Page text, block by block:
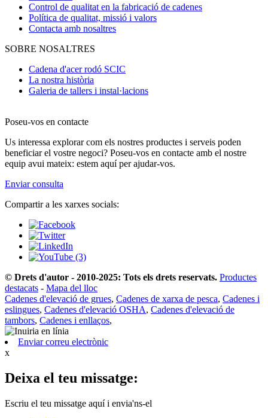
Control de qualitat en la fabricació de cadenes
Política de qualitat, missió i valors
Contacta amb nosaltres
SOBRE NOSALTRES
Cadena d'acer rodó SCIC
La nostra història
Galeria de tallers i instal·lacions
Poseu-vos en contacte
Us interessa explorar com els nostres productes i serveis poden
beneficiar el vostre negoci? Poseu-vos en contacte amb el nostre
equip avui mateix: estem aquí per ajudar-vos.
Enviar consulta
Compartir a les xarxes socials:
© Drets d'autor - 2010-2025: Tots els drets reservats. Productes
destacats - Mapa del lloc
Cadenes d'elevació de grues, Cadenes de xarxa de pesca, Cadenes i
eslingues, Cadenes d'elevació OSHA, Cadenes d'elevació de
tambors, Cadenes i enllaços,
Enviar correu electrònic
x
Deixa el teu missatge:
Escriu el teu missatge aquí i envia'ns-el